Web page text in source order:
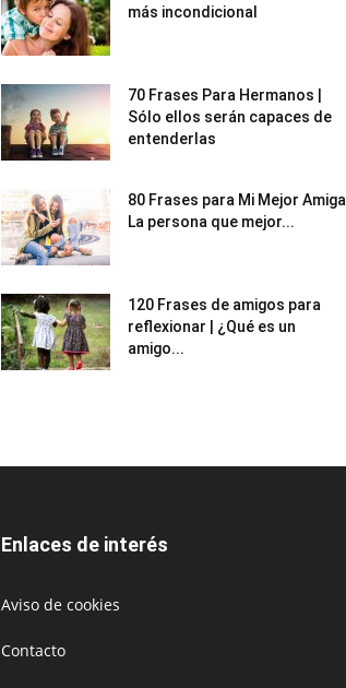
más incondicional
70 Frases Para Hermanos |
Sólo ellos serán capaces de
entenderlas
80 Frases para Mi Mejor Amiga |
La persona que mejor...
120 Frases de amigos para
reflexionar | ¿Qué es un
amigo...
Enlaces de interés
Aviso de cookies
Contacto